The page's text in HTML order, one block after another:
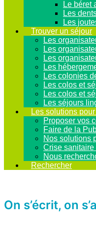
Le béret
Les
Les
Trouver un séjour
Les
Les
Les
Les
Les colonies
Les colos et
Les colos et
Les séjours
Les solutions
Proposer vos
Faire de la
Nos solutions
Crise
Nous
Rechercher
On s’écrit, on